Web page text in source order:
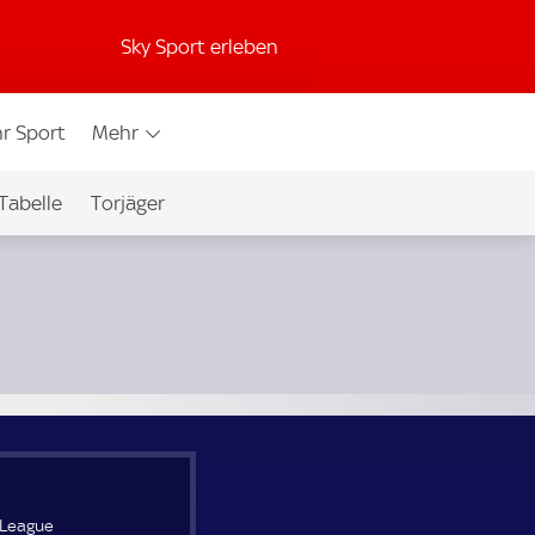
Sky Sport erleben
Sport Mehr
Torjäger